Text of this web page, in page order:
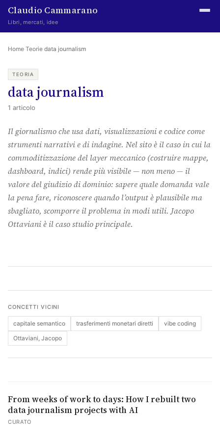
Claudio Cammarano
Libri, mercati, idee
Home
Writings
Curated
Learning log
Irene Media
Indice
About
The Abstract
Home·Teorie·data journalism
TEORIA
data journalism
1 articolo
Il giornalismo che usa dati, visualizzazioni e codice come
strumenti narrativi e di indagine. Nel sito è il caso in cui la
commoditizzazione del layer meccanico (costruire mappe,
dashboard, indici) rende più visibile — non meno — il
valore del giudizio di dominio: sapere quale domanda vale
la pena fare, riconoscere quando l’output è plausibile ma
sbagliato, scomporre il problema in modi utili. Jacopo
Ottaviani è il caso studio principale.
CONCETTI VICINI
capitale semantico trasferimenti monetari diretti
vibe coding
Ottaviani, Jacopo
From weeks of work to days: How I rebuilt two
data journalism projects with AI
CURATO